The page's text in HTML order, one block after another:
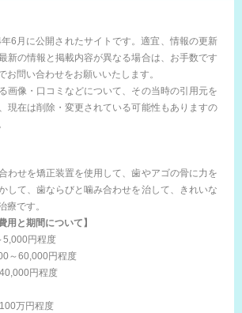
6月に公開されたサイトです。適宜、情報の更新
新の情報と掲載内容が異なる場合は、お手数です
お問い合わせをお願いいたします。
画像・口コミなどについて、その当時の引用元を
現在は削除・変更されている可能性もありますの
わせを矯正装置を使用して、歯やアゴの骨に力を
して、歯ならびと噛み合わせを治して、きれいな
療です。
用と期間について】
5,000円程度
～60,000円程度
円程度
万円程度